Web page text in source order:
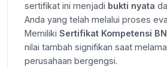
sertifikat ini menjadi bukti nyata
Anda yang telah melalui proses
Memiliki Sertifikat Kompetensi
nilai tambah signifikan saat
perusahaan bergengsi.